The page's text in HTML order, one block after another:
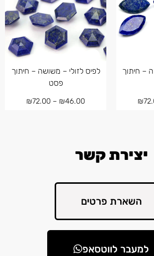
– חיתוך
₪
לפיס לזולי – משושה – חיתוך
פסט
₪46.00
–
₪72.00
יצירת קשר
השארת פרטים
למעבר לווטסאפ